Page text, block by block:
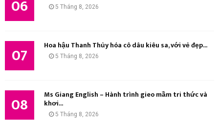
06 5 Tháng 8, 2026
07 Hoa hậu Thanh Thủy hóa cô dâu kiêu sa, với vẻ đẹp...
5 Tháng 8, 2026
08 Ms Giang English – Hành trình gieo mầm tri thức và
khơi...
5 Tháng 8, 2026